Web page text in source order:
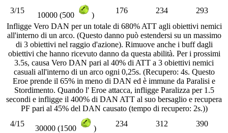
3/15
10000 (500 )
176 234
293
Infligge Vero DAN per un totale di 680% ATT agli obiettivi nemici
all'interno di un arco. (Questo danno può estendersi su un massimo
di 3 obiettivi nel raggio d'azione). Rimuove anche i buff dagli
obiettivi che hanno ricevuto danno da questa abilità. Per i prossimi
3.5s, causa Vero DAN pari al 40% di ATT a 3 obiettivi nemici
casuali all'interno di un arco ogni 0,25s. (Recupero: 4s. Questo
Eroe prende il 65% in meno di DAN ed è immune da Paralisi e
Stordimento. Quando l' Eroe attacca, infligge Paralizza per 1.5
secondi e infligge il 400% di DAN ATT al suo bersaglio e recupera
PF pari al 45% del DAN causato (tempo di recupero: 2s.))
4/15
30000 (1500 )
234 312
390